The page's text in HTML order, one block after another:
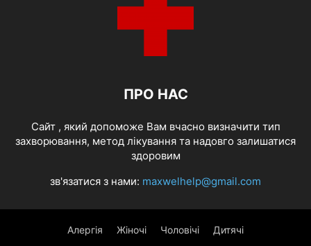
ПРО НАС
Cайт , який допоможе Вам вчасно визначити тип
захворювання, метод лікування та надовго залишатися
здоровим
зв'язатися з нами: maxwelhelp@gmail.com
Алергія Жіночі Чоловічі Дитячі